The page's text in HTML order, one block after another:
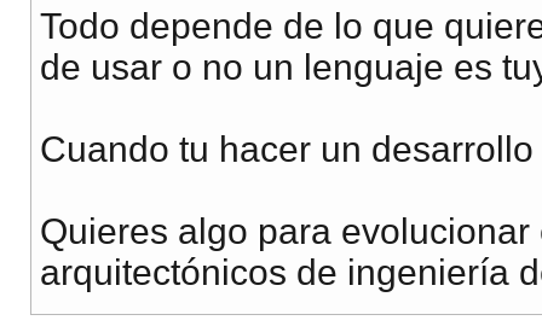
Todo depende de lo que
de usar o no un lenguaje es
Cuando tu hacer un
Quieres algo para
arquitectónicos de ingeniería